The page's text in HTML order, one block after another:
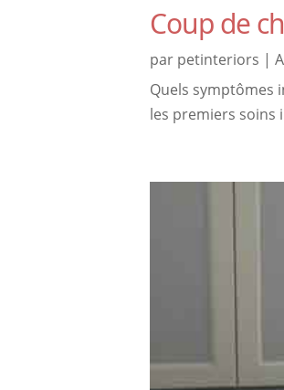
Coup de
par petinteriors |
Quels symptômes
les premiers soins